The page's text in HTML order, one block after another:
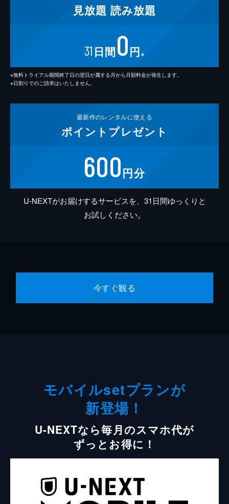
見放題 読み放題
31 日間0円 ※
※無料トライアル期間終了日の翌日が属する月から月額料金が発生します。
※日割りでのご請求はいたしません。
最新作のレンタルに使える
ポイント プレゼント
600円分
U-NEXTがお届けするサービスを、31日間ゆっくりと
お試しください。
今すぐ観る
モバイルsetプランが
新登場！
U-NEXTなら毎月のスマホ代が
ずっとお得に！